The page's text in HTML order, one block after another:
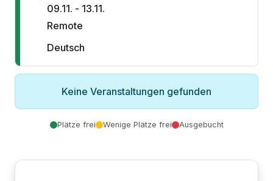
09.11. - 13.11.
Remote
Deutsch
Keine Veranstaltungen gefunden
Plätze frei Wenige Plätze frei Ausgebucht